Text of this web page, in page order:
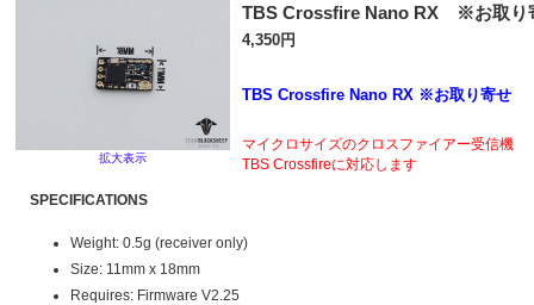
拡大表示
TBS Crossfire Nano RX ※お取り
4,350円
TBS Crossfire Nano RX ※お取り寄せ
マイクロサイズのクロスファイアー受信機
TBS Crossfireに対応します
SPECIFICATIONS
Weight: 0.5g (receiver only)
Size: 11mm x 18mm
Requires: Firmware V2.25